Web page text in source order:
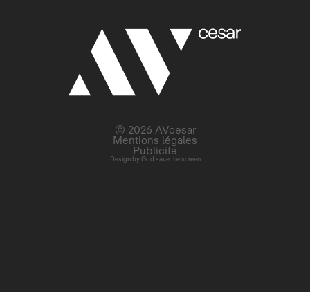
Design by God save the screen
© 2026 AVcesar
Mentions légales
Publicité